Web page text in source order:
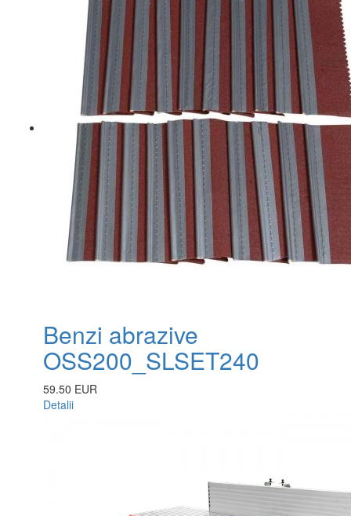
Benzi abrazive
OSS200_SLSET240
59.50 EUR
Detalii